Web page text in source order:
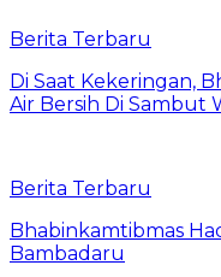
Berita Terbaru
Di Saat Kekeringan,
Air Bersih Di Sambut
Berita Terbaru
Bhabinkamtibmas
Bambadaru